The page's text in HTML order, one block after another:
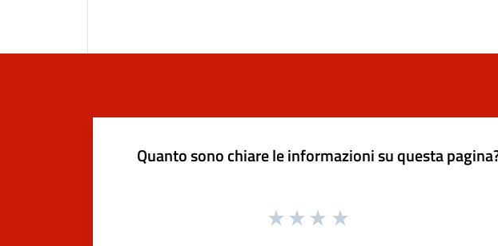
Quanto sono chiare le informazioni su questa